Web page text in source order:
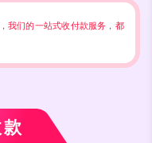
我们的一站式收付款服务，都